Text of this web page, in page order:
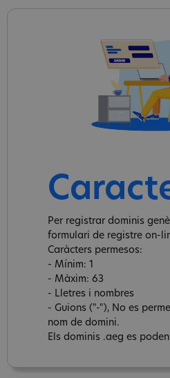
Per registrar dominis
formulari de registre on-
Caràcters permesos:
- Mínim: 1
- Màxim: 63
- Lletres i nombres
- Guions ("-"), No es
nom de domini.
Els dominis .aeg es